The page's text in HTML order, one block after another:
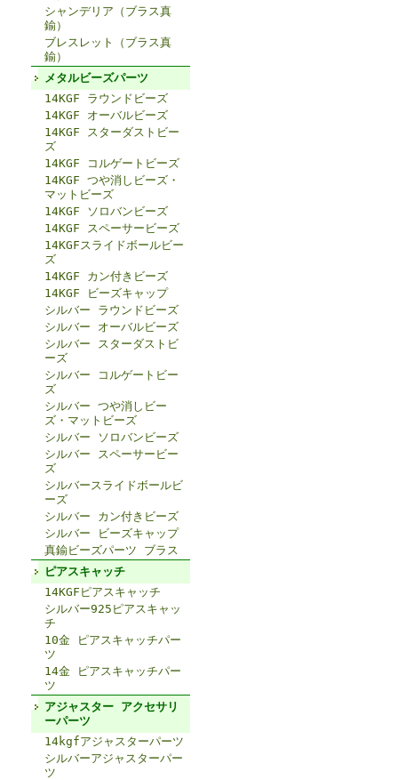
シャンデリア（ブラス真
鍮）
ブレスレット（ブラス真
鍮）
メタルビーズパーツ
14KGF ラウンドビーズ
14KGF オーバルビーズ
14KGF スターダストビー
ズ
14KGF コルゲートビーズ
14KGF つや消しビーズ・
マットビーズ
14KGF ソロバンビーズ
14KGF スペーサービーズ
14KGFスライドボールビー
ズ
14KGF カン付きビーズ
14KGF ビーズキャップ
シルバー ラウンドビーズ
シルバー オーバルビーズ
シルバー スターダストビ
ーズ
シルバー コルゲートビー
ズ
シルバー つや消しビー
ズ・マットビーズ
シルバー ソロバンビーズ
シルバー スペーサービー
ズ
シルバースライドボールビ
ーズ
シルバー カン付きビーズ
シルバー ビーズキャップ
真鍮ビーズパーツ ブラス
ピアスキャッチ
14KGFピアスキャッチ
シルバー925ピアスキャッ
チ
10金 ピアスキャッチパー
ツ
14金 ピアスキャッチパー
ツ
アジャスター アクセサリ
ーパーツ
14kgfアジャスターパーツ
シルバーアジャスターパー
ツ